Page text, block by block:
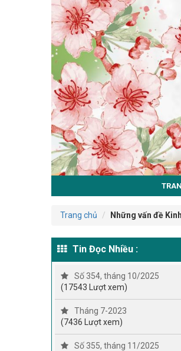
Trang chủ Những vấn đề
Tin Đọc Nhiều :
Số 354, tháng 10/2025
(17543 Lượt xem)
Tháng 7-2023
(7436 Lượt xem)
Số 355, tháng 11/2025